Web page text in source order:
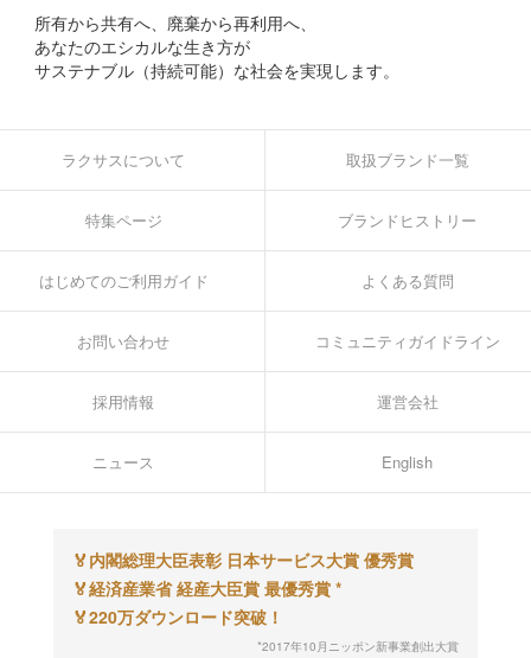
所有から共有へ、廃棄から再利用へ、
あなたのエシカルな生き方が
サステナブル（持続可能）な社会を実現します。
ラクサスについて 取扱ブランド一覧
特集ページ ブランドヒストリー
はじめてのご利用ガイド よくある質問
お問い合わせ コミュニティガイドライン
採用情報 運営会社
ニュース English
🏅 内閣総理大臣表彰 日本サービス大賞 優秀賞
🏅経済産業省 経産大臣賞 最優秀賞 *
🏅220万ダウンロード突破！
*2017年10月ニッポン新事業創出大賞